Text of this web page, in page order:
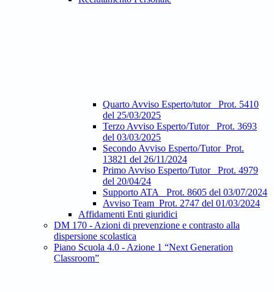
Quarto Avviso Esperto/tutor_ Prot. 5410
del 25/03/2025
Terzo Avviso Esperto/Tutor_ Prot. 3693
del 03/03/2025
Secondo Avviso Esperto/Tutor_Prot.
13821 del 26/11/2024
Primo Avviso Esperto/Tutor_ Prot. 4979
del 20/04/24
Supporto ATA_ Prot. 8605 del 03/07/2024
Avviso Team_Prot. 2747 del 01/03/2024
Affidamenti Enti giuridici
DM 170 - Azioni di prevenzione e contrasto alla
dispersione scolastica
Piano Scuola 4.0 - Azione 1 “Next Generation
Classroom”